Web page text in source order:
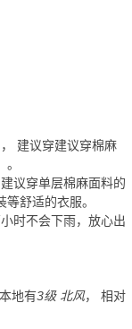
， 建议穿建议穿棉麻
。
建议穿单层棉麻面料的
舒适的衣服。
时不会下雨，放心出
地有3级 北风， 相对